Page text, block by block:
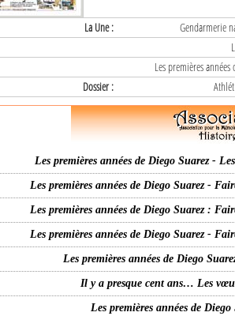
La Une :
Gendarmerie
Les premières
Dossier :
Les premières années de Diego Suarez -
Les premières années de Diego Suarez -
Les premières années de Diego Suarez :
Les premières années de Diego Suarez -
Les premières années de Diego
Il y a presque cent ans… Les
Les premières années de